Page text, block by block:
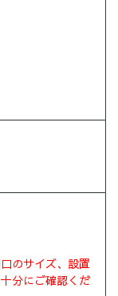
のサイズ、設置
分にご確認くだ